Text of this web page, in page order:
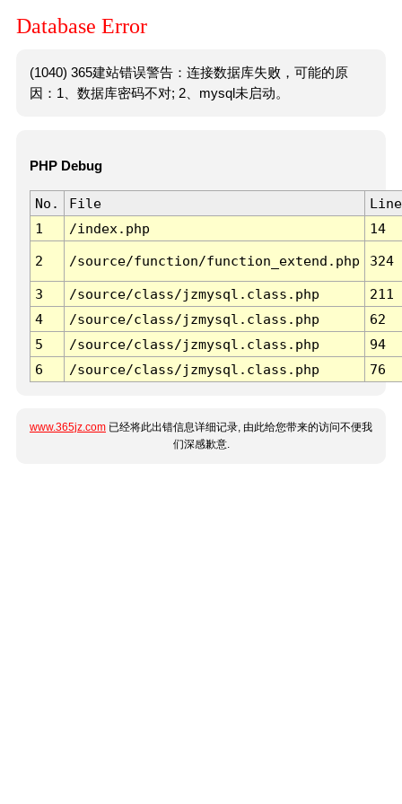
Database Error
(1040) 365建站错误警告：连接数据库失败，可能的原
因：1、数据库密码不对; 2、mysql未启动。
PHP Debug
No. File
Line
1
/index.php 14
2 /source/function/function_extend.php 324
3 /source/class/jzmysql.class.php
211
4
/source/class/jzmysql.class.php
62
5
/source/class/jzmysql.class.php
94
6
/source/class/jzmysql.class.php 76
www.365jz.com 已经将此出错信息详细记录, 由此给您带来的访问不便我
们深感歉意.